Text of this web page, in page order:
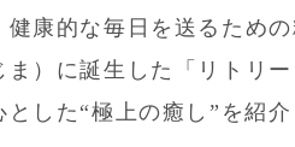
健康的な毎日を送るため
ま）に誕生した「リトリ
とした“極上の癒し”を紹介